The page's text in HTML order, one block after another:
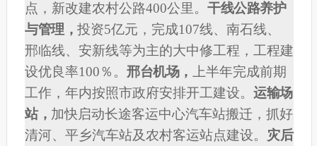
点，新改建农村公路400公里。 干线公路养护
与管理，投资5亿元，完成107线、南石线、
邢临线、安新线等为主的大中修工程，工程建
设优良率100％。 邢台机场， 上半年完成前期
工作，年内按照市政府安排开工建设。 运输场
站， 加快启动长途客运中心汽车站搬迁，抓好
清河、平乡汽车站及农村客运站点建设。 灾后